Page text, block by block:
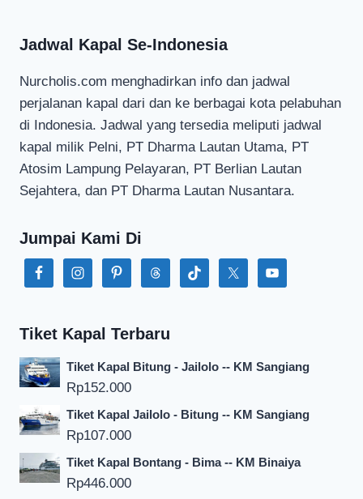
Jadwal Kapal Se-Indonesia
Nurcholis.com menghadirkan info dan jadwal
perjalanan kapal dari dan ke berbagai kota pelabuhan
di Indonesia. Jadwal yang tersedia meliputi jadwal
kapal milik Pelni, PT Dharma Lautan Utama, PT
Atosim Lampung Pelayaran, PT Berlian Lautan
Sejahtera, dan PT Dharma Lautan Nusantara.
Jumpai Kami Di
Tiket Kapal Terbaru
Tiket Kapal Bitung - Jailolo -- KM Sangiang
Rp152.000
Tiket Kapal Jailolo - Bitung -- KM Sangiang
Rp107.000
Tiket Kapal Bontang - Bima -- KM Binaiya
Rp446.000